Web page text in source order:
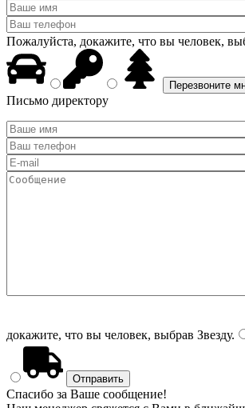
Пожалуйста, докажите, что вы человек,
Письмо директору
докажите, что вы человек, выбрав Звезду.
Спасибо за Ваше сообщение!